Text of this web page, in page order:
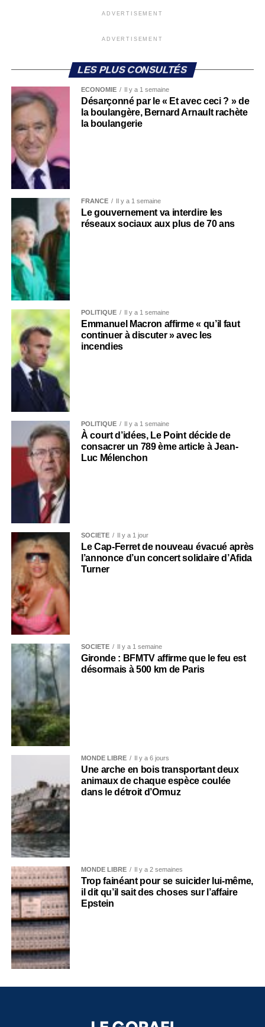
ADVERTISEMENT
ADVERTISEMENT
LES PLUS CONSULTÉS
ECONOMIE Il y a 1 semaine
Désarçonné par le « Et avec ceci ? » de
la boulangère, Bernard Arnault rachète
la boulangerie
FRANCE Il y a 1 semaine
Le gouvernement va interdire les
réseaux sociaux aux plus de 70 ans
POLITIQUE Il y a 1 semaine
Emmanuel Macron affirme « qu’il faut
continuer à discuter » avec les
incendies
POLITIQUE Il y a 1 semaine
À court d’idées, Le Point décide de
consacrer un 789 ème article à Jean-
Luc Mélenchon
SOCIÉTÉ Il y a 1 jour
Le Cap-Ferret de nouveau évacué après
l’annonce d’un concert solidaire d’Afida
Turner
SOCIÉTÉ Il y a 1 semaine
Gironde : BFMTV affirme que le feu est
désormais à 500 km de Paris
MONDE LIBRE Il y a 6 jours
Une arche en bois transportant deux
animaux de chaque espèce coulée
dans le détroit d’Ormuz
MONDE LIBRE Il y a 2 semaines
Trop fainéant pour se suicider lui-même,
il dit qu’il sait des choses sur l’affaire
Epstein